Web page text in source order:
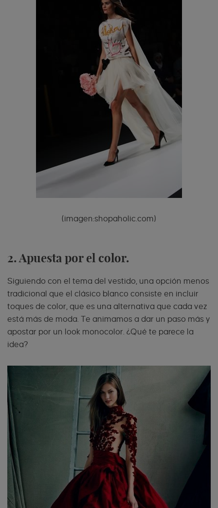
(imagen:shopaholic.com)
2. Apuesta por el color.
Siguiendo con el tema del vestido, una opción menos
tradicional que el clásico blanco consiste en incluir
toques de color, que es una alternativa que cada vez
está más de moda. Te animamos a dar un paso más y
apostar por un look monocolor. ¿Qué te parece la
idea?